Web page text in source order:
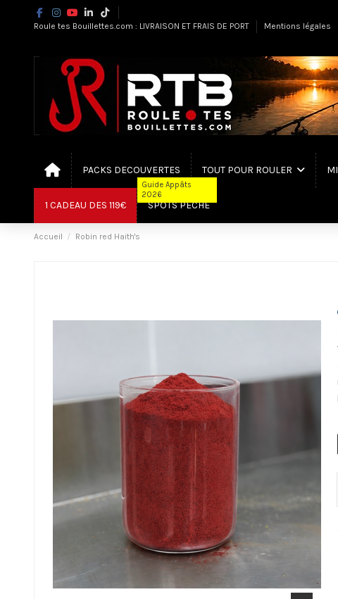
Roule tes Bouillettes.com : LIVRAISON ET FRAIS DE PORT Mentions légales
PACKS DECOUVERTES TOUT POUR ROULER
1 CADEAU DES 119€ SPOTS PÊCHE
Guide Appâts
2026
Accueil Robin red Haith's